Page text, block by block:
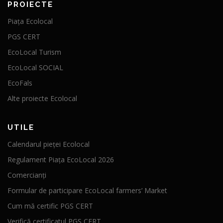
PROIECTE
Piața Ecolocal
PGS CERT
EcoLocal Turism
EcoLocal SOCIAL
EcoFals
Alte proiecte Ecolocal
UTILE
Calendarul pieței Ecolocal
Regulament Piața EcoLocal 2026
Comercianți
Formular de participare EcoLocal farmers’ Market
Cum mă certific PGS CERT